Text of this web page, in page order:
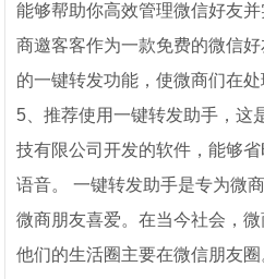
能够帮助你高效管理微信好友
商邀客客作为一款免费的微信
的一键转发功能，使微商们在处
5、推荐使用一键转发助手，这
技有限公司开发的软件，能够
语音。 一键转发助手是专为微
微商朋友喜爱。在当今社会，
他们的生活圈主要在微信朋友圈